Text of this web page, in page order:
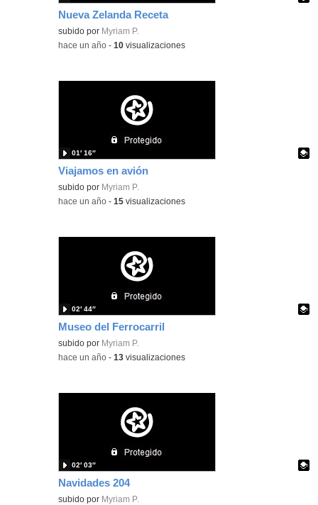
Nueva Zelanda Receta
Contenido educativo.
subido por Myriam P.
-hace un año -10 visualizaciones
Viajamos en avión
Contenido educativo.
subido por Myriam P.
01′ 16″
-hace un año -15 visualizaciones
Museo del Ferrocarril
Contenido educativo.
subido por Myriam P.
02′ 44″
-hace un año -13 visualizaciones
Navidades 204
Contenido educativo.
subido por Myriam P.
02′ 03″